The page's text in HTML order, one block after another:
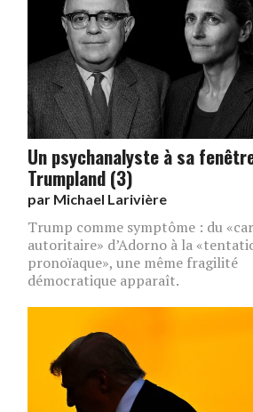
Un psychanalyste à sa
Trumpland (3)
par Michael Larivière
Trump comme symptôme : du
autoritaire» d’Adorno à la
pronoïaque», une même fragilité
démocratique apparaît.